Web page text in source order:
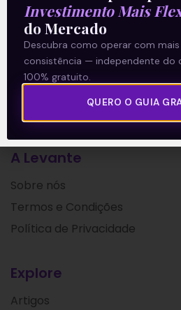
15/06/2021
A Levante
Sobre nós
Termos e Condições
Política de Privacidade
Explore
Artigos
Investimento Mais
do Mercado
Descubra como operar com
consistência — independente do
100% gratuito.
QUERO O GUIA